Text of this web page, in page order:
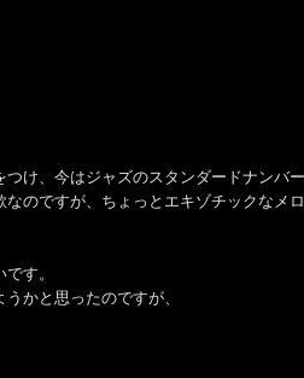
け、今はジャズのスタンダードナンバ
のですが、ちょっとエキゾチックなメ
す。
かと思ったのですが、